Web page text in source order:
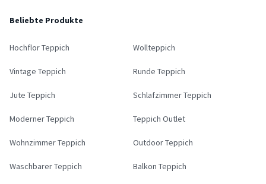
Beliebte Produkte
Hochflor Teppich Wollteppich
Vintage Teppich Runde Teppich
Jute Teppich Schlafzimmer Teppich
Moderner Teppich Teppich Outlet
Wohnzimmer Teppich Outdoor Teppich
Waschbarer Teppich Balkon Teppich